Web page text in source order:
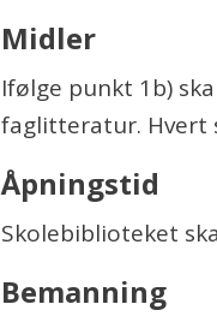
Midler
Ifølge punkt 1b)
faglitteratur. Hvert
Åpningstid
Skolebiblioteket
Bemanning